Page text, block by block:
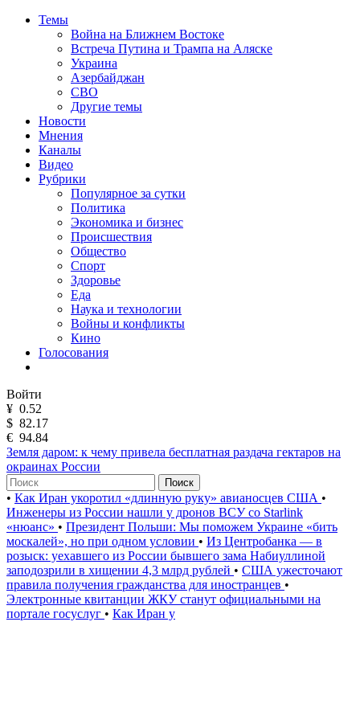
Темы
Война на Ближнем Востоке
Встреча Путина и Трампа на Аляске
Украина
Азербайджан
СВО
Другие темы
Новости
Мнения
Каналы
Видео
Рубрики
Популярное за сутки
Политика
Экономика и бизнес
Происшествия
Общество
Спорт
Здоровье
Еда
Наука и технологии
Войны и конфликты
Кино
Голосования
Войти
¥ 0.52
$ 82.17
€ 94.84
Земля даром: к чему привела бесплатная раздача гектаров на
окраинах России
Поиск
• Как Иран укоротил «длинную руку» авианосцев США •
Инженеры из России нашли у дронов ВСУ со Starlink
«нюанс» • Президент Польши: Мы поможем Украине «бить
москалей», но при одном условии • Из Центробанка — в
розыск: уехавшего из России бывшего зама Набиуллиной
заподозрили в хищении 4,3 млрд рублей • США ужесточают
правила получения гражданства для иностранцев •
Электронные квитанции ЖКУ станут официальными на
портале госуслуг • Как Иран у